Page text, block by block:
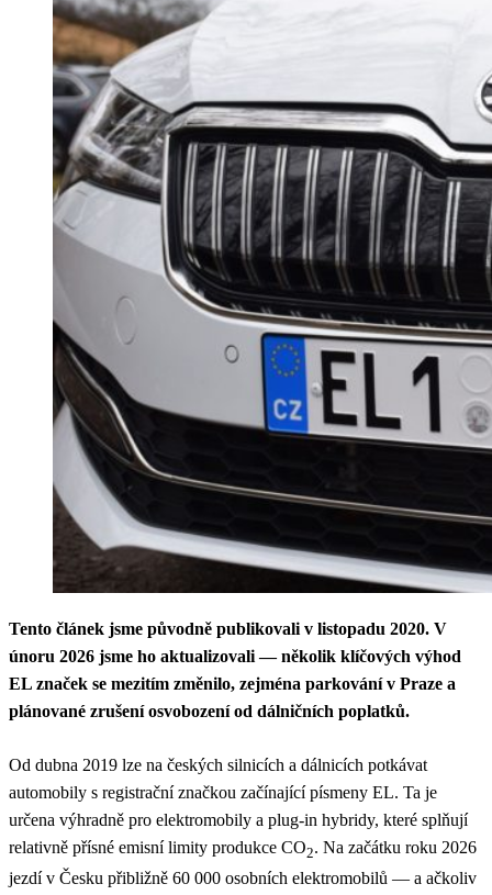
Tento článek jsme původně publikovali v listopadu 2020. V
únoru 2026 jsme ho aktualizovali — několik klíčových výhod
EL značek se mezitím změnilo, zejména parkování v Praze a
plánované zrušení osvobození od dálničních poplatků.
Od dubna 2019 lze na českých silnicích a dálnicích potkávat
automobily s registrační značkou začínající písmeny EL. Ta je
určena výhradně pro elektromobily a plug-in hybridy, které splňují
relativně přísné emisní limity produkce CO2. Na začátku roku 2026
jezdí v Česku přibližně 60 000 osobních elektromobilů — a ačkoliv